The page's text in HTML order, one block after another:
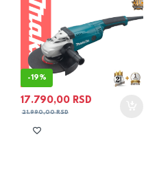
-19%
17.790,00 RSD
21.990,00RSD